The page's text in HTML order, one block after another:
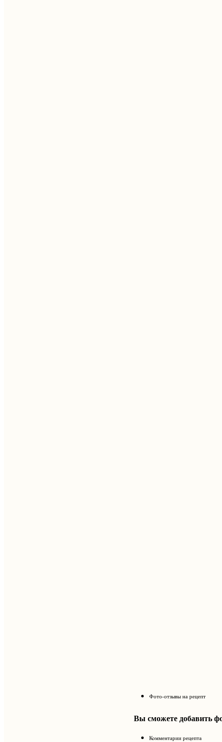
Фото-отзывы на рецепт
Вы сможете добавить
Комментарии рецепта